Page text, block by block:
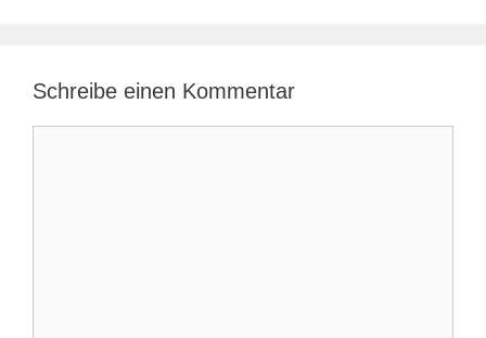
Schreibe einen Kommentar